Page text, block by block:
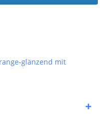
glänzend mit